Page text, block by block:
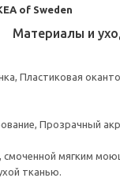
of Sweden
Материалы и
Пластиковая
Прозрачный
мягким
тканью.